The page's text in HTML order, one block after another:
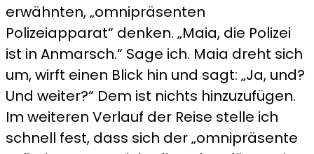
erwähnten, „omnipräsenten
Polizeiapparat“ denken. „Maia, die Polizei
ist in Anmarsch.“ Sage ich. Maia dreht sich
um, wirft einen Blick hin und sagt: „Ja, und?
Und weiter?“ Dem ist nichts hinzuzufügen.
Im weiteren Verlauf der Reise stelle ich
schnell fest, dass sich der „omnipräsente